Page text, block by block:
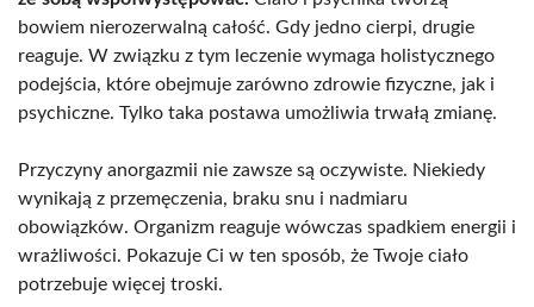
bowiem nierozerwalną całość. Gdy jedno cierpi, drugie
reaguje. W związku z tym leczenie wymaga holistycznego
podejścia, które obejmuje zarówno zdrowie fizyczne, jak i
psychiczne. Tylko taka postawa umożliwia trwałą zmianę.
Przyczyny anorgazmii nie zawsze są oczywiste. Niekiedy
wynikają z przemęczenia, braku snu i nadmiaru
obowiązków. Organizm reaguje wówczas spadkiem energii i
wrażliwości. Pokazuje Ci w ten sposób, że Twoje ciało
potrzebuje więcej troski.